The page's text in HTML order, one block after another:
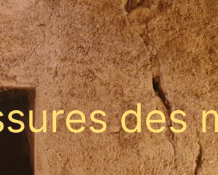
des